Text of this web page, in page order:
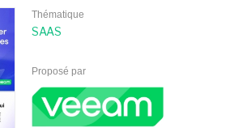
Thématique
SAAS
Proposé par